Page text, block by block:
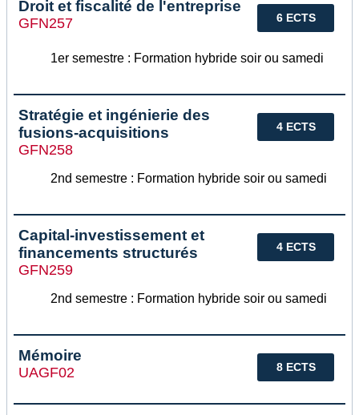
6 ECTS
Droit et fiscalité de l'entreprise
GFN257
1er semestre : Formation hybride soir ou samedi
4 ECTS
Stratégie et ingénierie des
fusions-acquisitions
GFN258
2nd semestre : Formation hybride soir ou samedi
4 ECTS
Capital-investissement et
financements structurés
GFN259
2nd semestre : Formation hybride soir ou samedi
8 ECTS
Mémoire
UAGF02